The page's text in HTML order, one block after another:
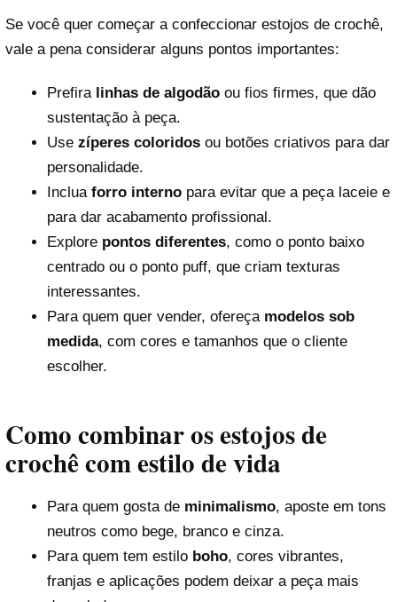
Se você quer começar a confeccionar estojos de crochê,
vale a pena considerar alguns pontos importantes:
Prefira linhas de algodãoou fios firmes, que dão
sustentação à peça.
Use zíperes coloridosou botões criativos para dar
personalidade.
Inclua forro internopara evitar que a peça laceie e
para dar acabamento profissional.
Explore pontos diferentes, como o ponto baixo
centrado ou o ponto puff, que criam texturas
interessantes.
Para quem quer vender, ofereça modelos sob
medida, com cores e tamanhos que o cliente
escolher.
Como combinar os estojos de
crochê com estilo de vida
Para quem gosta de minimalismo, aposte em tons
neutros como bege, branco e cinza.
Para quem tem estilo boho, cores vibrantes,
franjas e aplicações podem deixar a peça mais